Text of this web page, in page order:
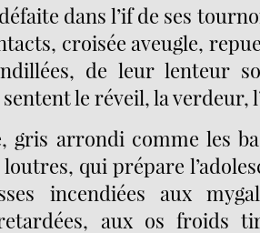
dans l’if de ses
croisée aveugle,
de leur lenteur
le réveil, la verdeur,
gris arrondi comme les
loutres, qui prépare
incendiées aux
aux os froids